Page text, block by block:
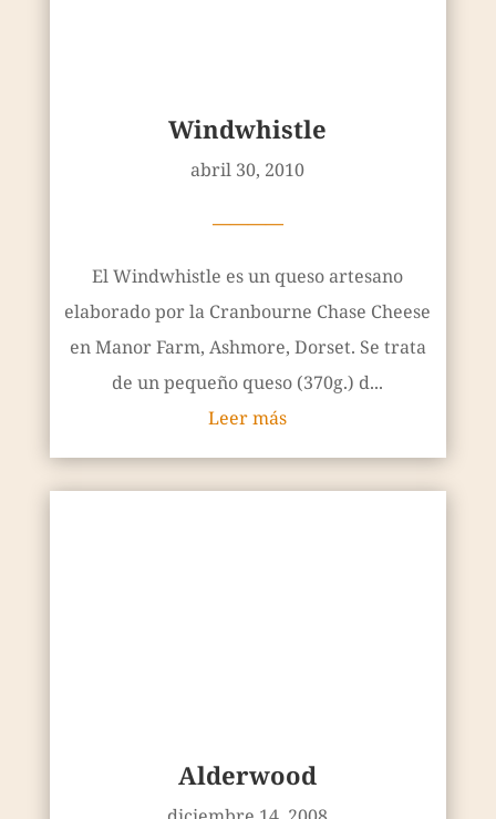
Windwhistle
abril 30, 2010
————
El Windwhistle es un queso artesano
elaborado por la Cranbourne Chase Cheese
en Manor Farm, Ashmore, Dorset. Se trata
de un pequeño queso (370g.) d...
Leer más
Alderwood